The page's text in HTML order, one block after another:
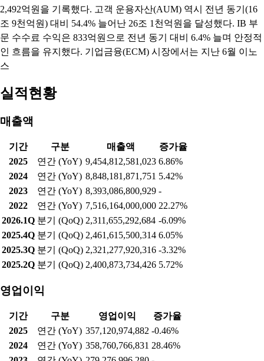
2,492억원을 기록했다. 고객 운용자산(AUM) 역시 전년 동기(16
조 9천억원) 대비 54.4% 늘어난 26조 1천억원을 달성했다. IB 부
문 수수료 수익은 833억원으로 전년 동기 대비 6.4% 늘며 안정적
인 흐름을 유지했다. 기업금융(ECM) 시장에서는 지난 6월 이노
스
실적현황
매출액
기간 구분 매출액
증가율
2025
연간 (YoY) 9,454,812,581,023 6.86%
2024
연간 (YoY) 8,848,181,871,751 5.42%
2023
연간 (YoY) 8,393,086,800,929 -
2022
연간 (YoY) 7,516,164,000,000 22.27%
2026.1Q 분기 (QoQ) 2,311,655,292,684 -6.09%
2025.4Q 분기 (QoQ) 2,461,615,500,314 6.05%
2025.3Q 분기 (QoQ) 2,321,277,920,316 -3.32%
2025.2Q 분기 (QoQ) 2,400,873,734,426 5.72%
영업이익
기간 구분 영업이익
증가율
2025
연간 (YoY) 357,120,974,882 -0.46%
2024
연간 (YoY) 358,760,766,831 28.46%